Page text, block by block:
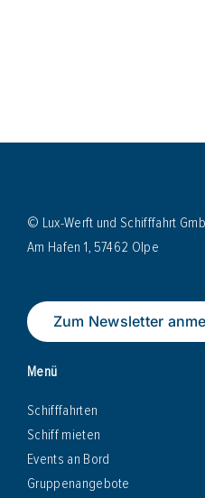
© Lux-Werft und Schifffahrt
Am Hafen 1, 57462 Olpe
Zum Newsletter
Menü
Schifffahrten
Schiff mieten
Events an Bord
Gruppenangebote